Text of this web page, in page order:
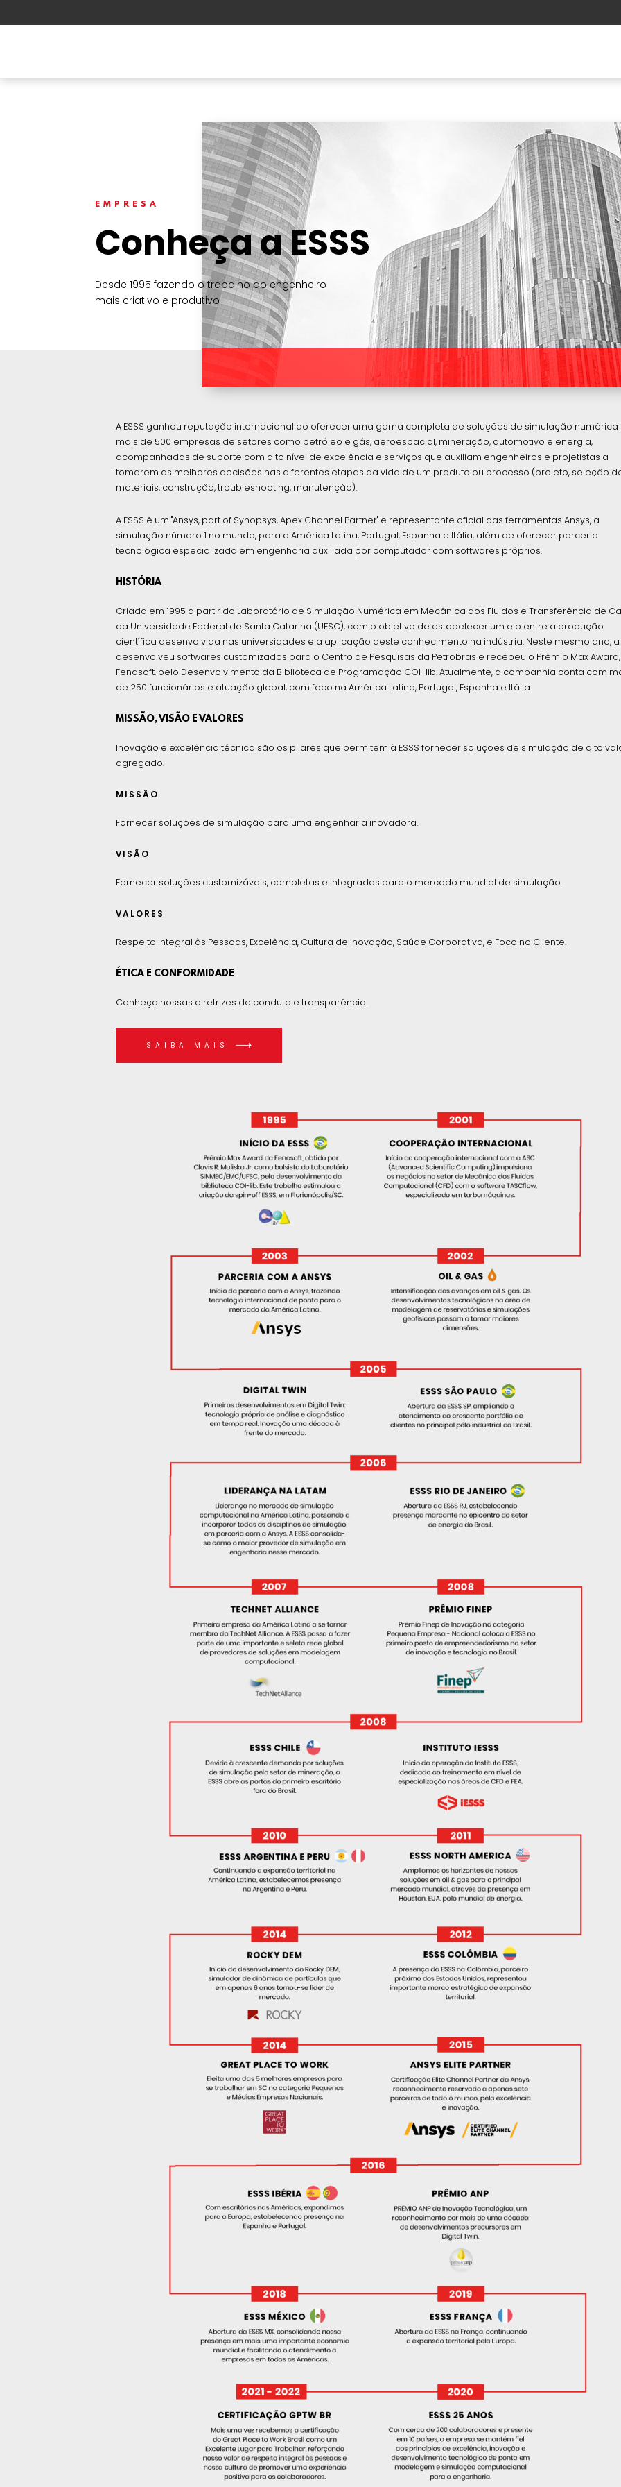
EMPRESA
Conheça a ESSS
Desde 1995 fazendo o trabalho do engenheiro
mais criativo e produtivo
A ESSS ganhou reputação internacional ao oferecer uma gama completa de soluções de simulação numérica
mais de 500 empresas de setores como petróleo e gás, aeroespacial, mineração, automotivo e energia,
acompanhadas de suporte com alto nível de excelência e serviços que auxiliam engenheiros e projetistas a
tomarem as melhores decisões nas diferentes etapas da vida de um produto ou processo (projeto, seleção
materiais, construção, troubleshooting, manutenção).
A ESSS é um "Ansys, part of Synopsys, Apex Channel Partner" e representante oficial das ferramentas Ansys, a
simulação número 1 no mundo, para a América Latina, Portugal, Espanha e Itália, além de oferecer parceria
tecnológica especializada em engenharia auxiliada por computador com softwares próprios.
HISTÓRIA
Criada em 1995 a partir do Laboratório de Simulação Numérica em Mecânica dos Fluidos e Transferência de
da Universidade Federal de Santa Catarina (UFSC), com o objetivo de estabelecer um elo entre a produção
científica desenvolvida nas universidades e a aplicação deste conhecimento na indústria. Neste mesmo ano, a
desenvolveu softwares customizados para o Centro de Pesquisas da Petrobras e recebeu o Prêmio Max
Fenasoft, pelo Desenvolvimento da Biblioteca de Programação COI-lib. Atualmente, a companhia conta com
de 250 funcionários e atuação global, com foco na América Latina, Portugal, Espanha e Itália.
MISSÃO, VISÃO E VALORES
Inovação e excelência técnica são os pilares que permitem à ESSS fornecer soluções de simulação de alto
agregado.
MISSÃO
Fornecer soluções de simulação para uma engenharia inovadora.
VISÃO
Fornecer soluções customizáveis, completas e integradas para o mercado mundial de simulação.
VALORES
Respeito Integral às Pessoas, Excelência, Cultura de Inovação, Saúde Corporativa, e Foco no Cliente.
ÉTICA E CONFORMIDADE
Conheça nossas diretrizes de conduta e transparência.
SAIBA MAIS